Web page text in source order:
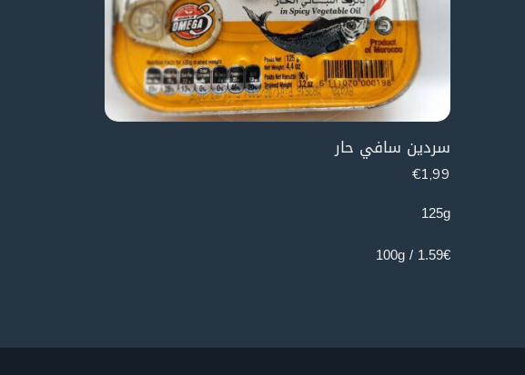
سردين سافي حار
€1,99
125g
1.59€ / 100g